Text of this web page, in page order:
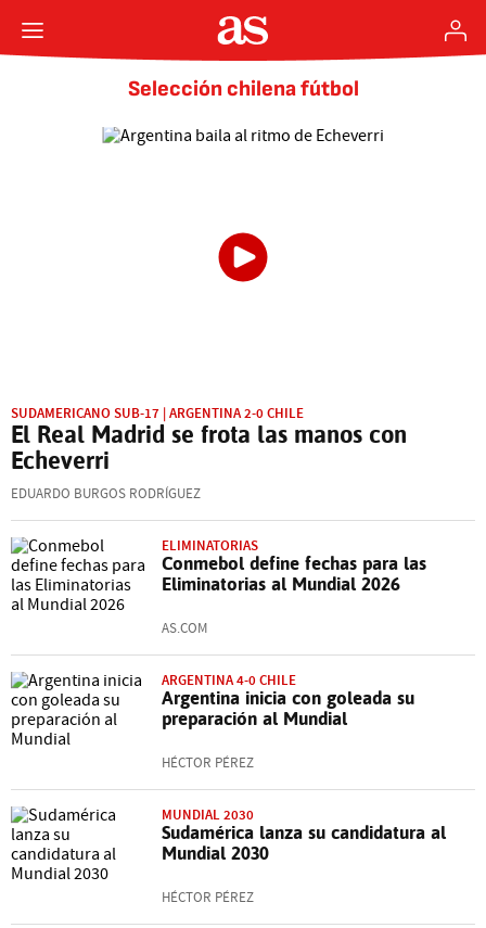
Selección chilena fútbol
SUDAMERICANO SUB-17 | ARGENTINA 2-0 CHILE
El Real Madrid se frota las manos con
Echeverri
EDUARDO BURGOS RODRÍGUEZ
ELIMINATORIAS
Conmebol define fechas para las
Eliminatorias al Mundial 2026
AS.COM
ARGENTINA 4-0 CHILE
Argentina inicia con goleada su
preparación al Mundial
HÉCTOR PÉREZ
MUNDIAL 2030
Sudamérica lanza su candidatura al
Mundial 2030
HÉCTOR PÉREZ